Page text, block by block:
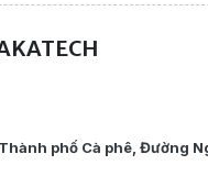
phố Cà phê, Đường